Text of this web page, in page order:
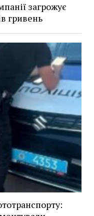
загрожує
гривень